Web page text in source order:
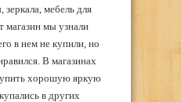
зеркала, мебель для
магазин мы узнали
в нем не купили, но
В магазинах
хорошую яркую
в других